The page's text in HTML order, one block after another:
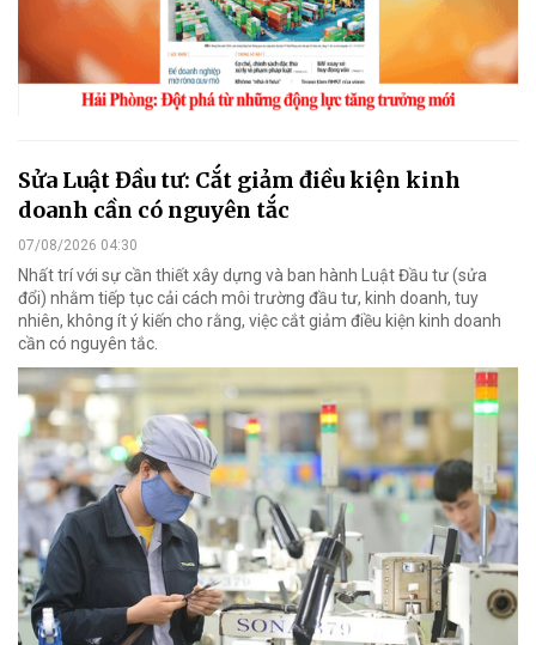
Sửa Luật Đầu tư: Cắt giảm điều kiện kinh
doanh cần có nguyên tắc
07/08/2026 04:30
Nhất trí với sự cần thiết xây dựng và ban hành Luật Đầu tư (sửa
đổi) nhằm tiếp tục cải cách môi trường đầu tư, kinh doanh, tuy
nhiên, không ít ý kiến cho rằng, việc cắt giảm điều kiện kinh doanh
cần có nguyên tắc.